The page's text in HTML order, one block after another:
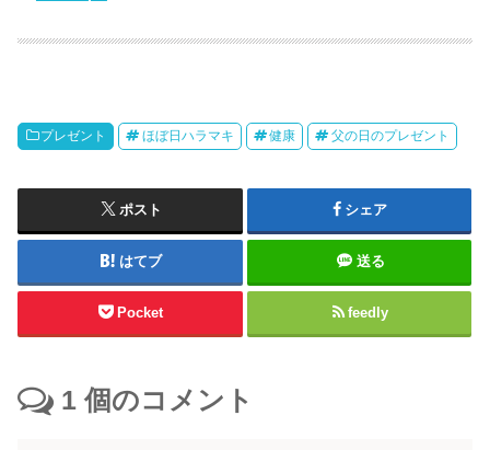
プレゼント ほぼ日ハラマキ 健康 父の日のプレゼント
ポスト シェア
はてブ 送る
Pocket feedly
1 個のコメント